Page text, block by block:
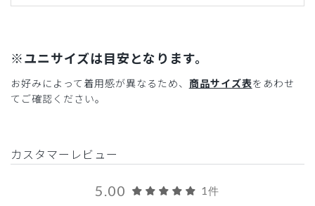
※ユニサイズは目安となります。
お好みによって着用感が異なるため、 商品サイズ表をあわせ
てご確認ください。
カスタマーレビュー
5.00 1件